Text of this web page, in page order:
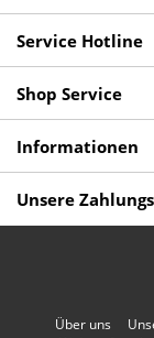
Service Hotline
Shop Service
Informationen
Unsere
Über uns